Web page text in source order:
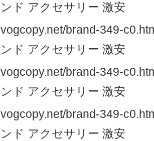
ンド アクセサリー 激安
vogcopy.net/brand-349-
ンド アクセサリー 激安
vogcopy.net/brand-349-
ンド アクセサリー 激安
vogcopy.net/brand-349-
ンド アクセサリー 激安